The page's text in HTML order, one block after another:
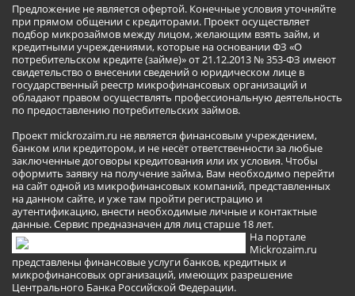
Предложение не является офертой. Конечные условия уточняйте
при прямом общении с кредиторами. Проект осуществляет
подбор микрозаймов между лицом, желающим взять займ, и
кредитными учреждениями, которые на основании ФЗ «О
потребительском кредите (займе)» от 21.12.2013 № 353-ФЗ имеют
свидетельство о внесении сведений о юридическом лице в
государственный реестр микрофинансовых организаций и
обладают правом осуществлять профессиональную деятельность
по предоставлению потребительских займов.
Проект mickrozaim.ru не является финансовым учреждением,
банком или кредитором, и не несёт ответственности за любые
заключенные договоры кредитования или их условия. Чтобы
оформить заявку на получение займа, Вам необходимо перейти
на сайт одной из микрофинансовых компаний, представленных
на данном сайте, и уже там пройти регистрацию и
аутентификацию, внести необходимые личные и контактные
данные. Сервис предназначен для лиц старше 18 лет.
На портале
Mickrozaim.ru
представлены финансовые услуги банков, кредитных и
микрофинансовых организаций, имеющих разрешение
Центрального Банка Российской Федерации.